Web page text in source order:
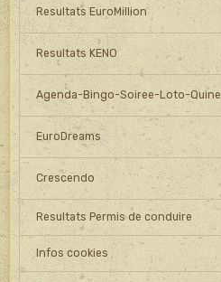
Resultats EuroMillion
Resultats KENO
Agenda-Bingo-Soiree-Loto-Quine
EuroDreams
Crescendo
Resultats Permis de conduire
Infos cookies